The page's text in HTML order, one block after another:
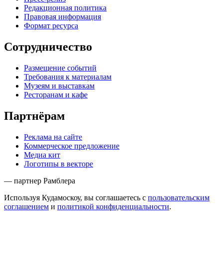
Редакционная политика
Правовая информация
Формат ресурса
Сотрудничество
Размещение событий
Требования к материалам
Музеям и выставкам
Ресторанам и кафе
Партнёрам
Реклама на сайте
Коммерческое предложение
Медиа кит
Логотипы в векторе
— партнер Рамблера
Используя Кудамоскоу, вы соглашаетесь с пользовательским
соглашением и политикой конфиденциальности.